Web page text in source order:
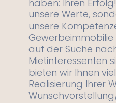
haben: Ihren
unsere Werte,
unsere
auf der Suche
Mietinteressenten
bieten wir Ihnen
Realisierung Ihrer